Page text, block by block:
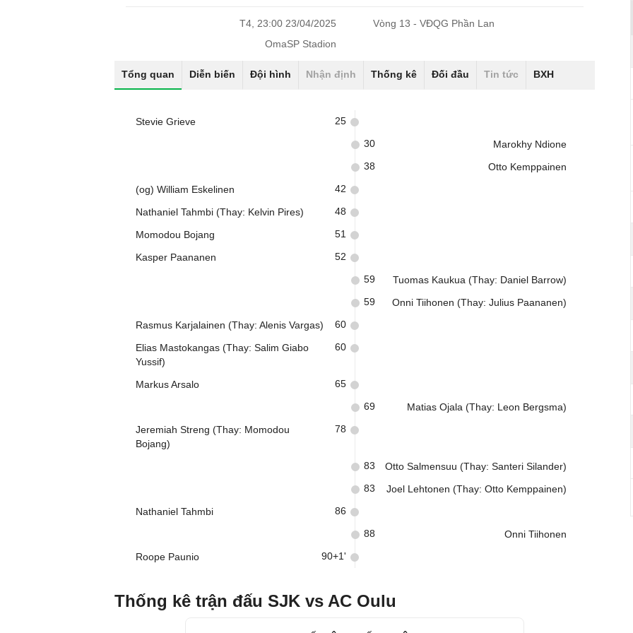
T4, 23:00 23/04/2025
Vòng 13 - VĐQG Phần Lan
OmaSP Stadion
Tổng quan Diễn biến Đội hình Nhận định Thống kê Đối đầu Tin tức BXH
Stevie Grieve 25
Marokhy Ndione
30
Otto Kemppainen
38
(og) William Eskelinen 42
Nathaniel Tahmbi (Thay: Kelvin Pires) 48
Momodou Bojang 51
Kasper Paananen 52
Tuomas Kaukua (Thay: Daniel Barrow)
59
Onni Tiihonen (Thay: Julius Paananen)
59
Rasmus Karjalainen (Thay: Alenis Vargas) 60
Elias Mastokangas (Thay: Salim Giabo
Yussif)
60
Markus Arsalo 65
Matias Ojala (Thay: Leon Bergsma)
69
Jeremiah Streng (Thay: Momodou
Bojang)
78
Otto Salmensuu (Thay: Santeri Silander)
83
Joel Lehtonen (Thay: Otto Kemppainen)
83
Nathaniel Tahmbi 86
Onni Tiihonen
88
Roope Paunio 90+1'
Thống kê trận đấu SJK vs AC Oulu